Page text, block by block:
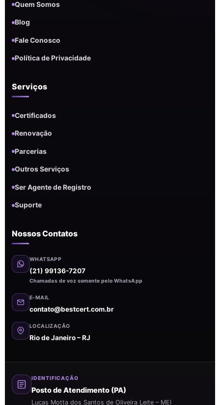
Quem Somos
Blog
Fale Conosco
Política de Privacidade
Serviços
Certificados
Renovação
Parcerias
Outros Serviços
Ser Agente de Registro
Suporte
Nossos Contatos
WHATSAPP
(21) 99136-7207
Chamadas de voz somente pelo WhatsApp
E-MAIL
contato@bestcert.com.br
LOCALIZAÇÃO
Rio de Janeiro – RJ
IDENTIFICAÇÃO
Posto de Atendimento (PA)
Lucas Motta dos Santos de Oliveira Leite – MEI